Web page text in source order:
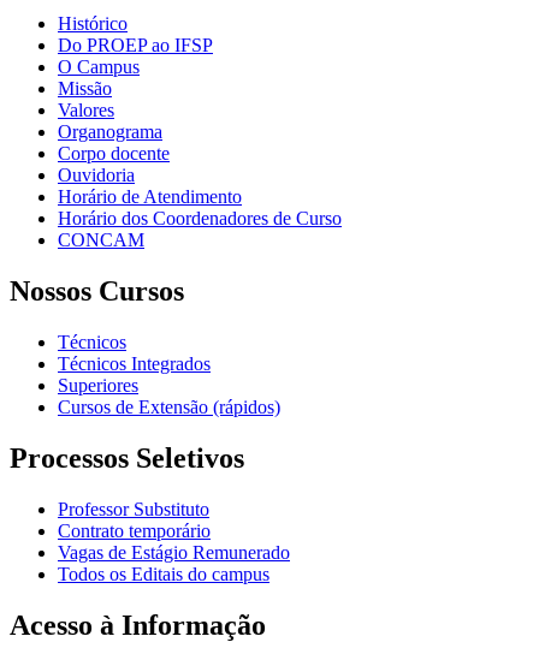
Histórico
Do PROEP ao IFSP
O Campus
Missão
Valores
Organograma
Corpo docente
Ouvidoria
Horário de Atendimento
Horário dos Coordenadores de Curso
CONCAM
Nossos Cursos
Técnicos
Técnicos Integrados
Superiores
Cursos de Extensão (rápidos)
Processos Seletivos
Professor Substituto
Contrato temporário
Vagas de Estágio Remunerado
Todos os Editais do campus
Acesso à Informação